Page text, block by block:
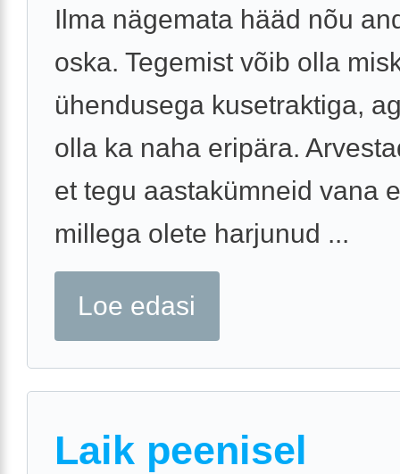
Ilma nägemata hääd nõu
oska. Tegemist võib olla
ühendusega kusetraktiga,
olla ka naha eripära.
et tegu aastakümneid vana
millega olete harjunud ...
Loe edasi
Laik peenisel